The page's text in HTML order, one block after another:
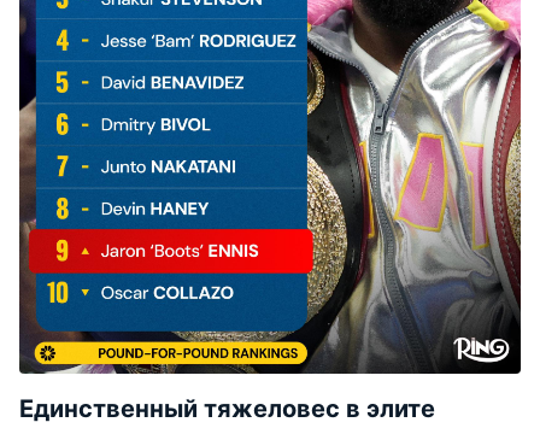
Единственный тяжеловес в элите